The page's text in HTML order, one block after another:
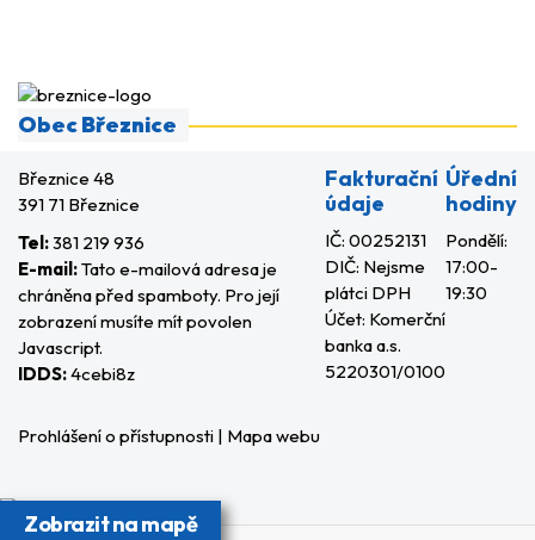
Obec Březnice
Březnice 48
391 71 Březnice
Tel:381 219 936
E-mail:Tato e-mailová adresa je
chráněna před spamboty. Pro její
zobrazení musíte mít povolen
Javascript.
IDDS:4cebi8z
Fakturační
údaje
IČ: 00252131
DIČ: Nejsme
plátci DPH
Účet: Komerční
banka a.s.
5220301/0100
Úřední
hodiny
Pondělí:
17:00-
19:30
Prohlášení o přístupnosti | Mapa webu
Zobrazit na mapě